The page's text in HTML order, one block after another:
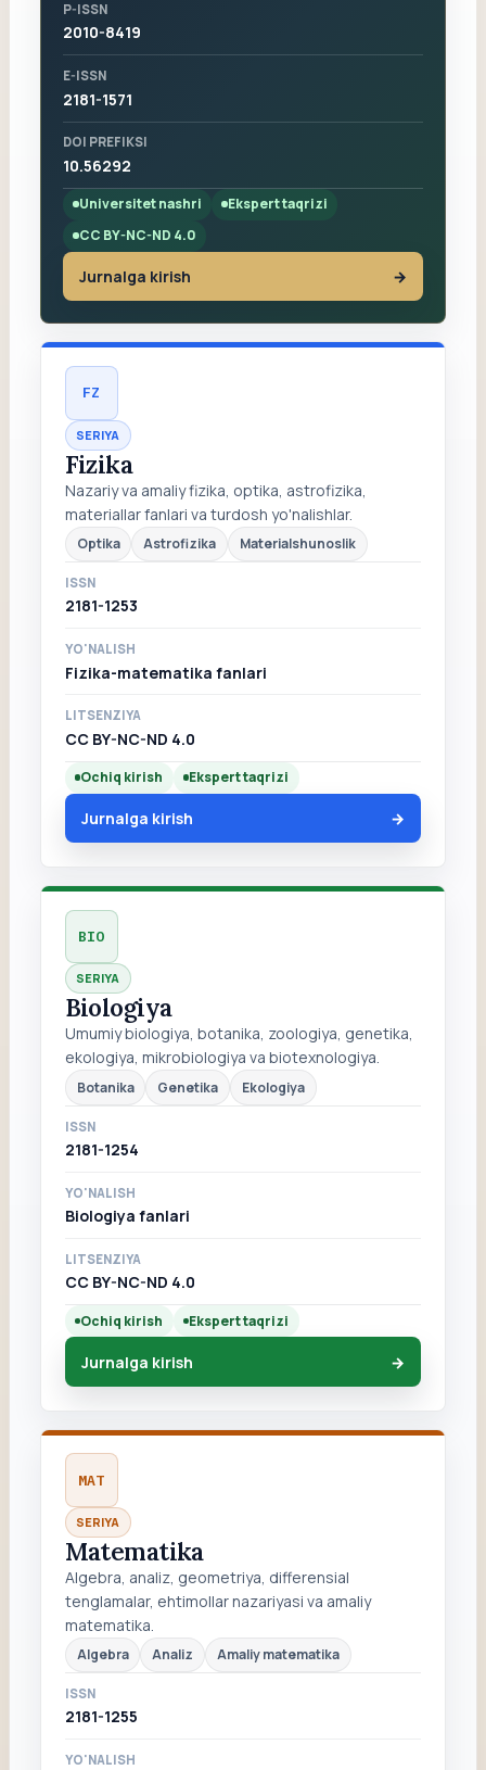
P-ISSN
2010-8419
E-ISSN
2181-1571
DOI PREFIKSI
10.56292
Universitet nashri
Ekspert taqrizi
CC BY-NC-ND 4.0
Jurnalga kirish
FZ
SERIYA
Fizika
Nazariy va amaliy fizika, optika, astrofizika,
materiallar fanlari va turdosh yo'nalishlar.
Optika Astrofizika Materialshunoslik
ISSN
2181-1253
YO'NALISH
Fizika-matematika fanlari
LITSENZIYA
CC BY-NC-ND 4.0
Ochiq kirish Ekspert taqrizi
Jurnalga kirish
BIO
SERIYA
Biologiya
Umumiy biologiya, botanika, zoologiya, genetika,
ekologiya, mikrobiologiya va biotexnologiya.
Botanika Genetika Ekologiya
ISSN
2181-1254
YO'NALISH
Biologiya fanlari
LITSENZIYA
CC BY-NC-ND 4.0
Ochiq kirish Ekspert taqrizi
Jurnalga kirish
MAT
SERIYA
Matematika
Algebra, analiz, geometriya, differensial
tenglamalar, ehtimollar nazariyasi va amaliy
matematika.
Algebra Analiz Amaliy matematika
ISSN
2181-1255
YO'NALISH